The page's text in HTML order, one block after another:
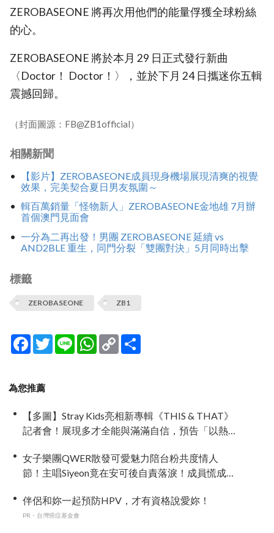
ZEROBASEONE 將再次用他們的能量俘獲全球粉絲
的心。
ZEROBASEONE 將於本月 29 日正式發行新曲
〈Doctor！ Doctor！〉，並於下月 24 日攜迷你五輯
震撼回歸。
（封面圖源：FB@ZB1official）
相關新聞
【影片】ZEROBASEONE成員現身機場展現清爽的視覺
效果，完美契合夏日男友氛圍～
輯百萬銷量「怪物新人」ZEROBASEONE金地雄 7月辦
首個澳門見面會
一分為二再出發！男團 ZEROBASEONE 延續 vs
AND2BLE 重生，同門分裂「雙團對決」5月同時出擊
標籤
ZEROBASEONE ZB1
Facebook
TwitterLine WhatsApp
Copy
Link
為您推薦
【多圖】Stray Kids亮相新專輯《THIS & THAT》
記者會！展現多才全能與滿滿自信，預告「以熱
女子樂團QWER散發可愛魅力陪台粉共度情人
節！主唱Siyeon竟在安可後自責落淚！成員慌成一
伴侶和妳一起預防HPV，才有資格說愛妳！
PR・台灣癌症基金會